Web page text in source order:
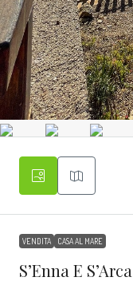
VENDITA CASA AL MARE
S’Enna E